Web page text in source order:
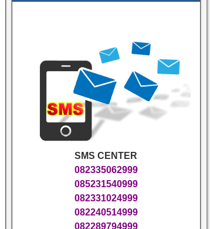
SMS CENTER
082335062999
085231540999
082331024999
082240514999
082289794999